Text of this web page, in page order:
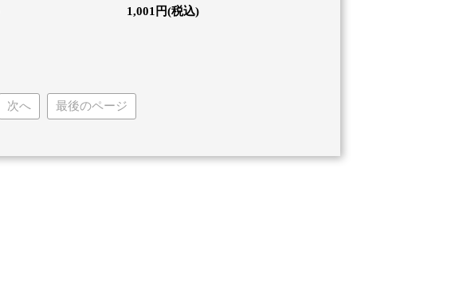
1,001円(税込)
次へ 最後のページ